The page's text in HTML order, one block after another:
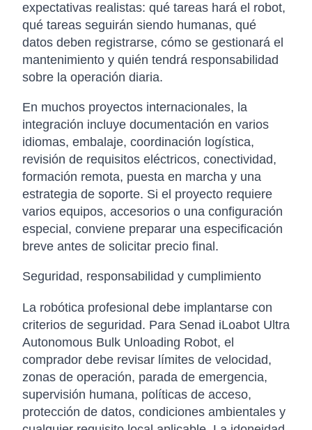
expectativas realistas: qué tareas hará el robot,
qué tareas seguirán siendo humanas, qué
datos deben registrarse, cómo se gestionará el
mantenimiento y quién tendrá responsabilidad
sobre la operación diaria.
En muchos proyectos internacionales, la
integración incluye documentación en varios
idiomas, embalaje, coordinación logística,
revisión de requisitos eléctricos, conectividad,
formación remota, puesta en marcha y una
estrategia de soporte. Si el proyecto requiere
varios equipos, accesorios o una configuración
especial, conviene preparar una especificación
breve antes de solicitar precio final.
Seguridad, responsabilidad y cumplimiento
La robótica profesional debe implantarse con
criterios de seguridad. Para Senad iLoabot Ultra
Autonomous Bulk Unloading Robot, el
comprador debe revisar límites de velocidad,
zonas de operación, parada de emergencia,
supervisión humana, políticas de acceso,
protección de datos, condiciones ambientales y